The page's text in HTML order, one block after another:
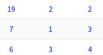
19 2 2
7 1 3
6 3 4